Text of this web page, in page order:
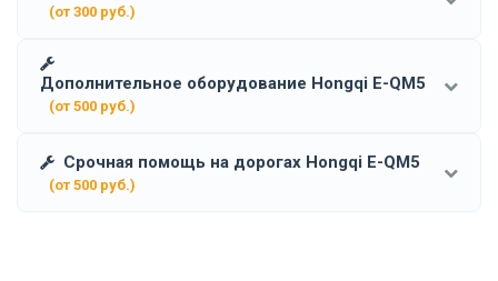
(от 300 руб.)
Дополнительное оборудование Hongqi E-QM5
(от 500 руб.)
Срочная помощь на дорогах Hongqi E-QM5
(от 500 руб.)